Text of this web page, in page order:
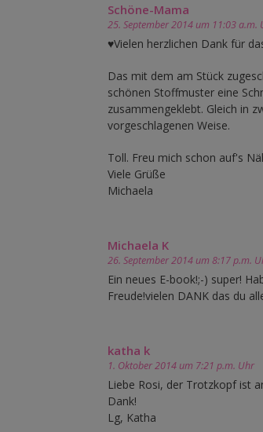
Schöne-Mama
25. September 2014 um 11:03 a.m.
♥Vielen herzlichen Dank für
Das mit dem am Stück
schönen Stoffmuster eine
zusammengeklebt. Gleich in
vorgeschlagenen Weise.
Toll. Freu mich schon auf's
Viele Grüße
Michaela
Michaela K
26. September 2014 um 8:17 p.m.
Ein neues E-book!;-) super!
Freude!vielen DANK das du
katha k
1. Oktober 2014 um 7:21 p.m. Uhr
Liebe Rosi, der Trotzkopf ist
Dank!
Lg, Katha